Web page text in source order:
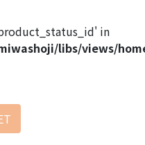
in
libs/views/